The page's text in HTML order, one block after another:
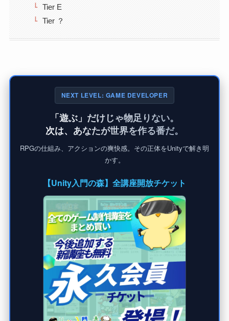
Tier E
Tier ？
NEXT LEVEL: GAME DEVELOPER
「遊ぶ」だけじゃ物足りない。
次は、あなたが世界を作る番だ。
RPGの仕組み、アクションの爽快感。その正体をUnityで解き明
かす。
【Unity入門の森】全講座開放チケット